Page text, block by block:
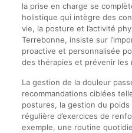
la prise en charge se
holistique qui intègre des
vie, la posture et l’activité
Terrebonne, insiste sur
proactive et personnalisée
des thérapies et prévenir les
La gestion de la douleur
recommandations ciblées
postures, la gestion du
régulière d’exercices de
exemple, une routine